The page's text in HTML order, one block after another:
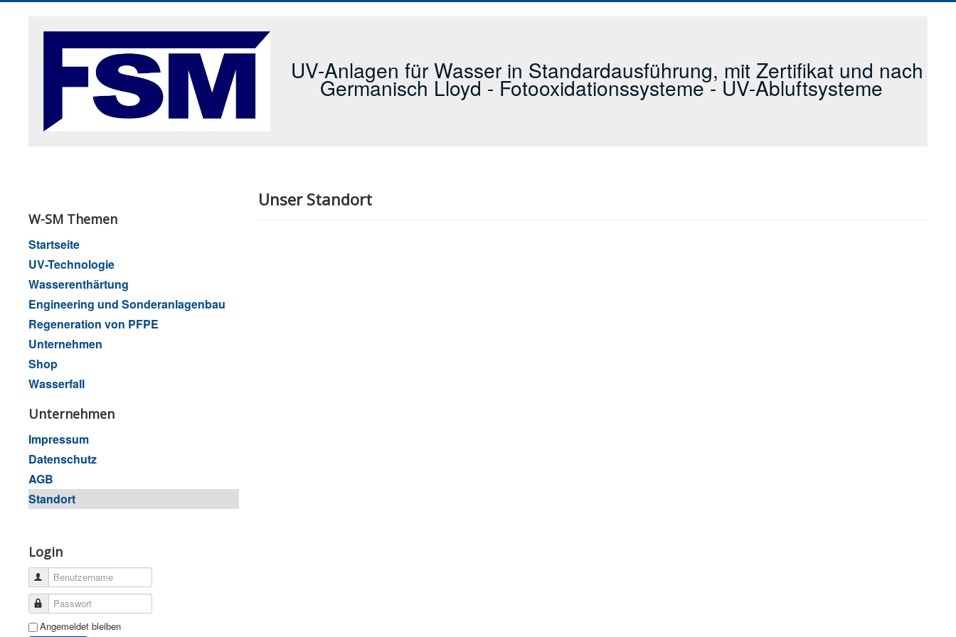
UV-Anlagen für Wasser in Standardausführung, mit Zertifikat und nach
Germanisch Lloyd - Fotooxidationssysteme - UV-Abluftsysteme
W-SM Themen
Startseite
UV-Technologie
Wasserenthärtung
Engineering und Sonderanlagenbau
Regeneration von PFPE
Unternehmen
Shop
Wasserfall
Unternehmen
Impressum
Datenschutz
AGB
Standort
Login
Benutzername
Passwort
Angemeldet bleiben
Unser Standort